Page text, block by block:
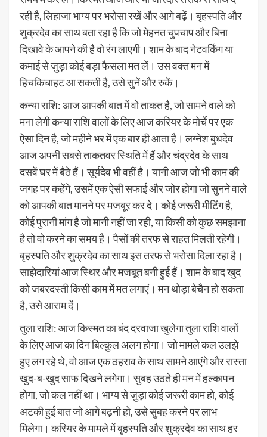
रही है, लिहाजा भाग्य पर भरोसा रखें और आगे बढ़ें। बृहस्पति और
शुक्रदेव का साथ बता रहा है कि जो मेहनत चुपचाप और बिना
दिखावे के आपने की है वो रंग लाएगी। शाम के बाद नेटवर्किंग या
कमाई से जुड़ा कोई बड़ा फैसला मत लें। उस वक्त मन में
हिचकिचाहट आ सकती है, उसे सुनें और रुकें।
कन्या राशि: आज आपकी बात में वो ताकत है, जो सामने वाले को
मना लेगी कन्या राशि वालों के लिए आज करियर के मोर्चे पर एक
ऐसा दिन है, जो महीने भर में एक बार ही आता है। लग्नेश बुधदेव
आज अपनी सबसे ताकतवर स्थिति में हैं और चंद्रदेव के साथ
दसवें घर में बैठे हैं। सूर्यदेव भी वहीं है। यानी आज जो भी काम की
जगह पर कहेंगे, उसमें एक ऐसी सफाई और जोर होगा जो सुनने वाले
को आपकी बात मानने पर मजबूर कर दे। कोई जरूरी मीटिंग है,
कोई पुरानी मांग है जो मानी नहीं जा रही, या किसी को कुछ समझाना
है तो वो करने का समय है। पैसों की तरफ से राहत मिलती रहेगी।
बृहस्पति और शुक्रदेव का साथ इस तरफ से भरोसा दिला रहा है।
साझेदारियां आज स्थिर और मजबूत बनी हुई हैं। शाम के बाद खुद
को जबरदस्ती किसी काम में मत लगाएं। मन थोड़ा बेचैन हो सकता
है, उसे आराम दें।
तुला राशि: आज किस्मत का बंद दरवाजा खुलेगा तुला राशि वालों
के लिए आज का दिन बिल्कुल अलग होगा। जो मामले कल उलझे
हुए लग रहे थे, वो आज एक ठहराव के साथ सामने आएंगे और रास्ता
खुद-ब-खुद साफ दिखने लगेगा। सुबह उठते ही मन में हल्कापन
होगा, जो कल नहीं था। भाग्य से जुड़ा कोई जरूरी काम हो, कोई
अटकी हुई बात जो आगे बढ़नी हो, उसे सुबह करने पर लाभ
मिलेगा। करियर के मामले में बृहस्पति और शुक्रदेव का साथ हर